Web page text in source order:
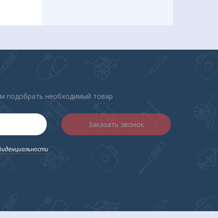
подобрать необходимый товар
Заказать звонок